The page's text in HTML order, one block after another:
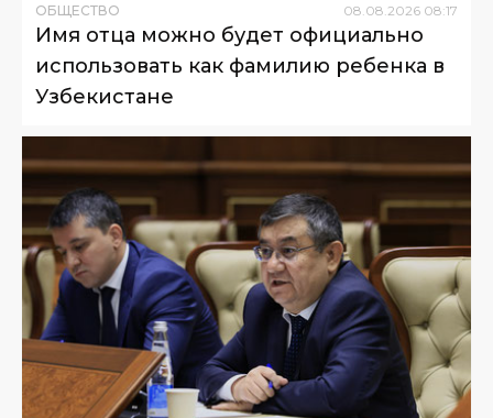
ОБЩЕСТВО 08 08 2026 08:17
Имя отца можно будет официально
использовать как фамилию ребенка в
Узбекистане